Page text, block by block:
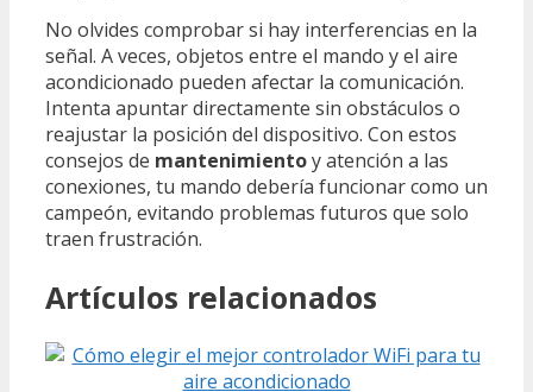
No olvides comprobar si hay interferencias en la
señal. A veces, objetos entre el mando y el aire
acondicionado pueden afectar la comunicación.
Intenta apuntar directamente sin obstáculos o
reajustar la posición del dispositivo. Con estos
consejos de mantenimientoy atención a las
conexiones, tu mando debería funcionar como un
campeón, evitando problemas futuros que solo
traen frustración.
Artículos relacionados